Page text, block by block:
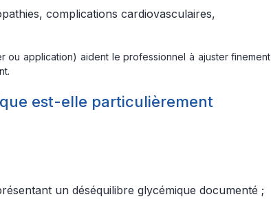
complications cardiovasculaires,
ou application) aident le professionnel à ajuster finement
est-elle particulièrement
un déséquilibre glycémique documenté ;